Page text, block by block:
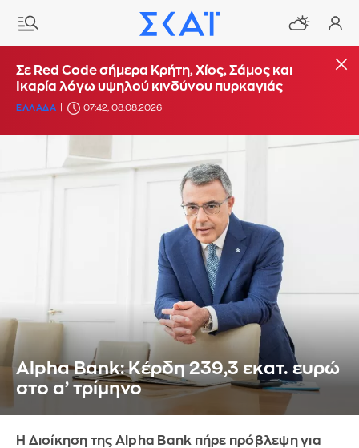
Σε Red Code σήμερα Κρήτη, Χίος, Σάμος και
Ικαρία λόγω υψηλού κινδύνου πυρκαγιάς
ΕΛΛΑΔΑ 07:42, 08.08.2026
Alpha Bank: Κέρδη 239,3 εκατ. ευρώ
στο α’ τρίμηνο
Η Διοίκηση της Alpha Bank πήρε πρόβλεψη για